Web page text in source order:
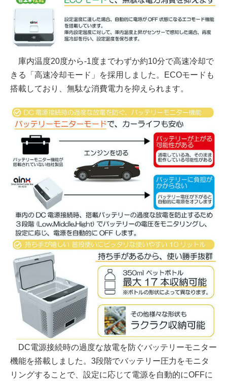
庫内温度20度から-1度までわずか約10分で高速冷却で
きる「高速冷却モード」を採用しました。ECOモードも
搭載しており、無駄な消費電力を抑えられます。
DC電源接続時の過度な放電を防ぐバッテリーモニター
機能を搭載しました。3段階でバッテリー圧力をモニタ
リングすることで、設定に応じて電源を自動的にOFFに